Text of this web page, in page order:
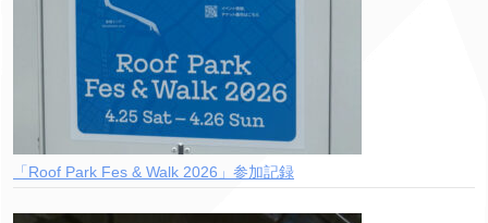
「Roof Park Fes & Walk 2026」参加記録